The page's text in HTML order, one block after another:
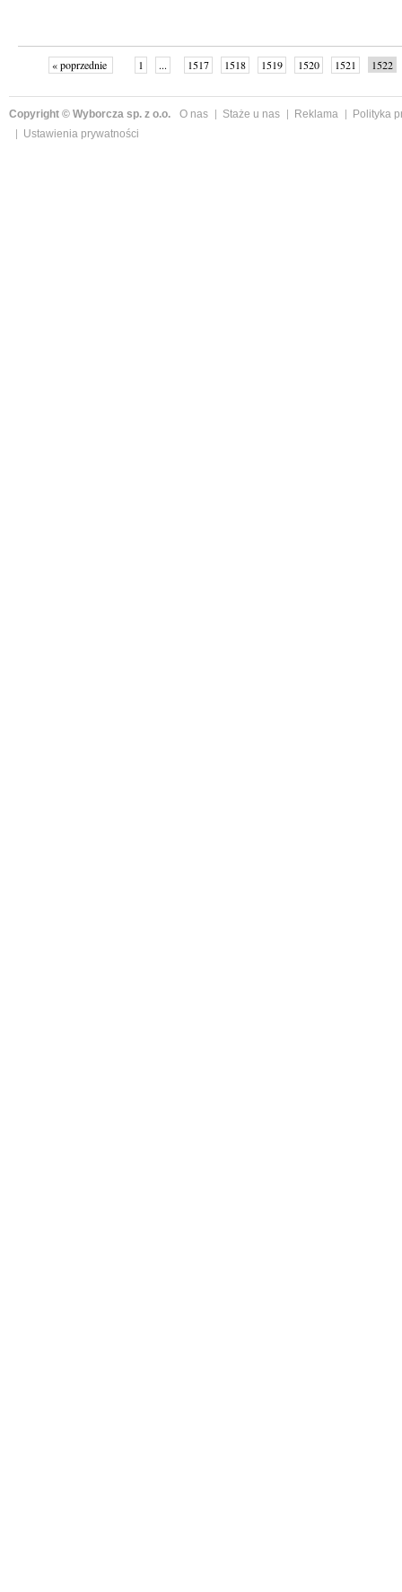
« poprzednie 1 ... 1517 1518 1519 1520 1521
1522
Copyright © Wyborcza sp. z o.o. O nas Staże u nas Reklama
Polityka
Ustawienia prywatności